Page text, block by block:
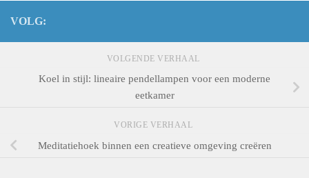
VOLG:
VOLGENDE VERHAAL
Koel in stijl: lineaire pendellampen voor een moderne
eetkamer
VORIGE VERHAAL
Meditatiehoek binnen een creatieve omgeving creëren